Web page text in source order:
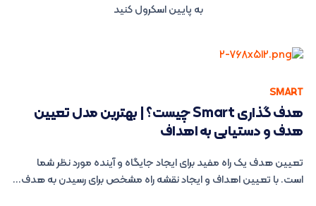
به پایین اسکرول کنید
SMART
هدف گذاری Smart چیست؟ | بهترین مدل تعیین
هدف و دستیابی به اهداف
تعیین هدف یک راه مفید برای ایجاد جایگاه و آینده مورد نظر شما
است. با تعیین اهداف و ایجاد نقشه راه مشخص برای رسیدن به هدف...